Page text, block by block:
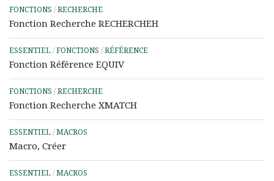
FONCTIONS / RECHERCHE
Fonction Recherche RECHERCHEH
ESSENTIEL / FONCTIONS / RÉFÉRENCE
Fonction Référence EQUIV
FONCTIONS / RECHERCHE
Fonction Recherche XMATCH
ESSENTIEL / MACROS
Macro, Créer
ESSENTIEL / MACROS